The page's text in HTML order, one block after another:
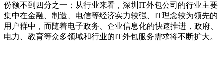
份额不到四分之一；从行业来看，深圳IT外包公司的行业主要
集中在金融、制造、电信等经济实力较强、IT理念较为领先的
用户群中，而随着电子政务、企业信息化的快速推进，政府、
电力、教育等众多领域和行业的IT外包服务需求将不断扩大。